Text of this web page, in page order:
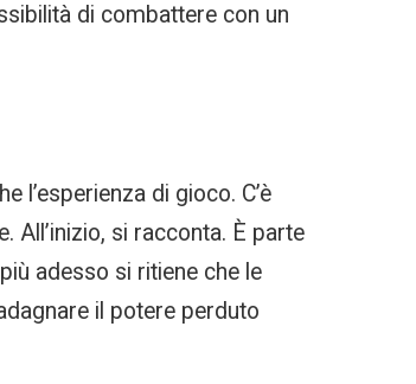
di combattere con un
l’esperienza di gioco. C’è
All’inizio, si racconta. È parte
adesso si ritiene che le
il potere perduto